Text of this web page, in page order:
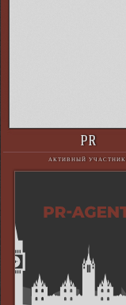
PR
АКТИВНЫЙ УЧАСТНИК